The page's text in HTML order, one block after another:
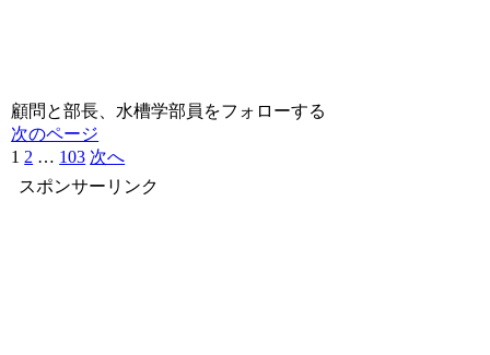
顧問と部長、水槽学部員をフォローする
次のページ
1 2 … 103 次へ
スポンサーリンク